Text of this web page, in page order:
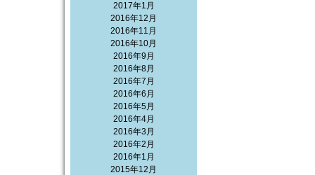
2017年1月
2016年12月
2016年11月
2016年10月
2016年9月
2016年8月
2016年7月
2016年6月
2016年5月
2016年4月
2016年3月
2016年2月
2016年1月
2015年12月